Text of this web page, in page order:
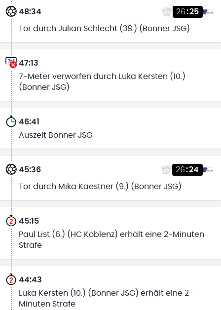
48:34 26:25
Tor durch Julian Schlecht (38.) (Bonner JSG)
47:13
7-Meter verworfen durch Luka Kersten (10.)
(Bonner JSG)
46:41
Auszeit Bonner JSG
45:36 26:24
Tor durch Mika Kaestner (9.) (Bonner JSG)
45:15
Paul List (6.) (HC Koblenz) erhält eine 2-Minuten
Strafe
44:43
Luka Kersten (10.) (Bonner JSG) erhält eine 2-
Minuten Strafe